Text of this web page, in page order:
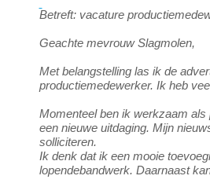
Betreft: vacature
Geachte mevrouw Slagmolen,
Met belangstelling las ik de
productiemedewerker. Ik heb
Momenteel ben ik werkzaam
een nieuwe uitdaging. Mijn
solliciteren.
Ik denk dat ik een mooie
lopendebandwerk. Daarnaast